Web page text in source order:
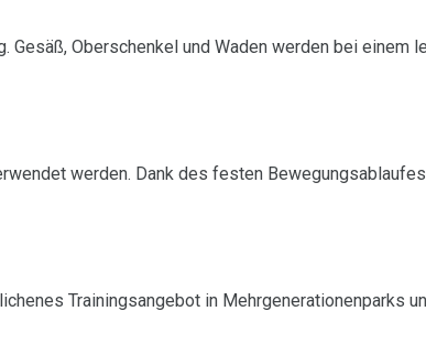
Oberschenkel und Waden werden bei einem
werden. Dank des festen
Trainingsangebot in Mehrgenerationenparks